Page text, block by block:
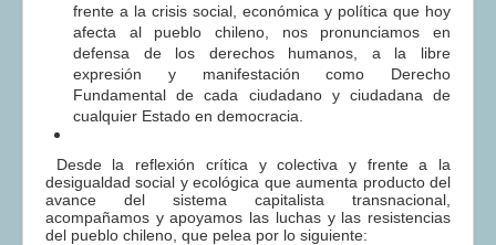
frente a la crisis social, económica y política que hoy
afecta al pueblo chileno, nos pronunciamos en
defensa de los derechos humanos, a la libre
expresión y manifestación como Derecho
Fundamental de cada ciudadano y ciudadana de
cualquier Estado en democracia.
Desde la reflexión crítica y colectiva y frente a la
desigualdad social y ecológica que aumenta producto del
avance del sistema capitalista transnacional,
acompañamos y apoyamos las luchas y las resistencias
del pueblo chileno, que pelea por lo siguiente: